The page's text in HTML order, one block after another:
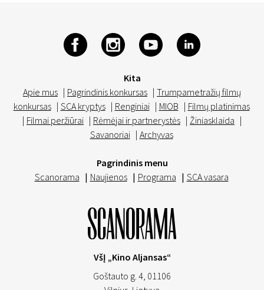
Kita
Apie mus | Pagrindinis konkursas | Trumpametražių filmų
konkursas | SCA kryptys | Renginiai | MIOB | Filmų platinimas
| Filmai peržiūrai | Rėmėjai ir partnerystės | Žiniasklaida |
Savanoriai | Archyvas
Pagrindinis menu
Scanorama | Naujienos | Programa | SCA vasara
VšĮ „Kino Aljansas“
Goštauto g. 4, 01106